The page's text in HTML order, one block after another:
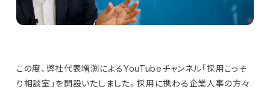
この度、弊社代表増渕によるYouTubeチャンネル「採用こっそ
り相談室」を開設いたしました。採用に携わる企業人事の方々